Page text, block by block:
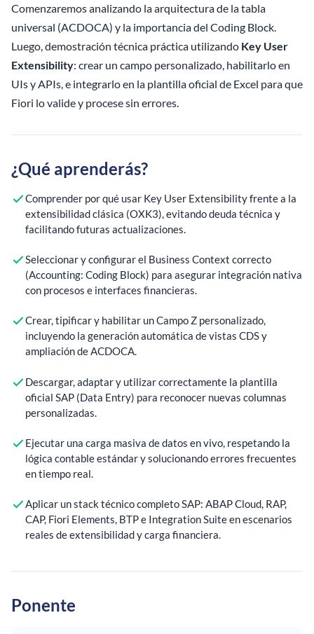
Comenzaremos analizando la arquitectura de la tabla
universal (ACDOCA) y la importancia del Coding Block.
Luego, demostración técnica práctica utilizando Key User
Extensibility: crear un campo personalizado, habilitarlo en
UIs y APIs, e integrarlo en la plantilla oficial de Excel para que
Fiori lo valide y procese sin errores.
¿Qué aprenderás?
Comprender por qué usar Key User Extensibility frente a la
extensibilidad clásica (OXK3), evitando deuda técnica y
facilitando futuras actualizaciones.
Seleccionar y configurar el Business Context correcto
(Accounting: Coding Block) para asegurar integración nativa
con procesos e interfaces financieras.
Crear, tipificar y habilitar un Campo Z personalizado,
incluyendo la generación automática de vistas CDS y
ampliación de ACDOCA.
Descargar, adaptar y utilizar correctamente la plantilla
oficial SAP (Data Entry) para reconocer nuevas columnas
personalizadas.
Ejecutar una carga masiva de datos en vivo, respetando la
lógica contable estándar y solucionando errores frecuentes
en tiempo real.
Aplicar un stack técnico completo SAP: ABAP Cloud, RAP,
CAP, Fiori Elements, BTP e Integration Suite en escenarios
reales de extensibilidad y carga financiera.
Ponente